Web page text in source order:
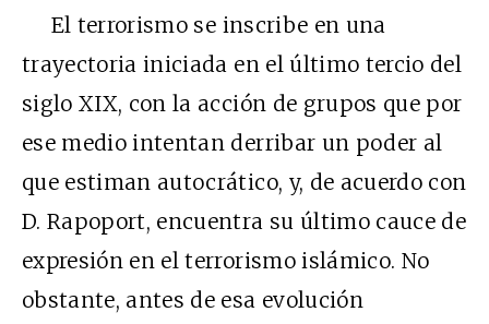
El terrorismo se inscribe en una
trayectoria iniciada en el último tercio del
siglo XIX, con la acción de grupos que por
ese medio intentan derribar un poder al
que estiman autocrático, y, de acuerdo con
D. Rapoport, encuentra su último cauce de
expresión en el terrorismo islámico. No
obstante, antes de esa evolución